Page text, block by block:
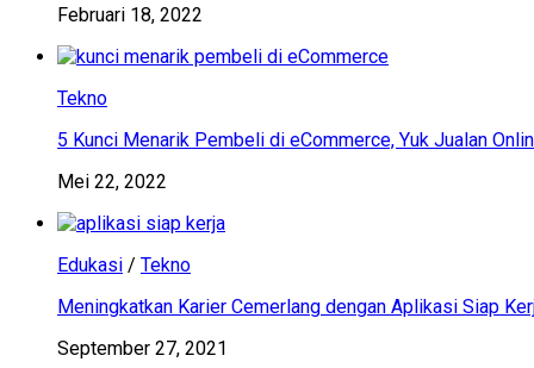
Februari 18, 2022
Tekno
5 Kunci Menarik Pembeli di eCommerce, Yuk Jualan
Mei 22, 2022
Edukasi / Tekno
Meningkatkan Karier Cemerlang dengan Aplikasi Siap
September 27, 2021